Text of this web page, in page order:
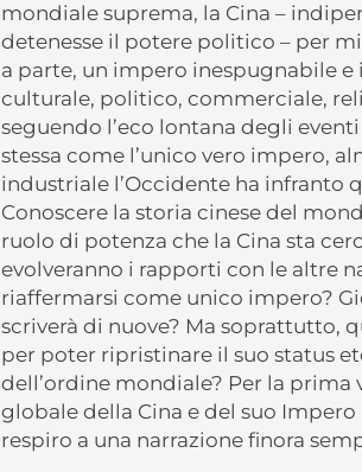
mondiale suprema, la Cina –
detenesse il potere politico – per
a parte, un impero inespugnabile
culturale, politico, commerciale,
seguendo l’eco lontana degli
stessa come l’unico vero impero,
industriale l’Occidente ha infranto
Conoscere la storia cinese del
ruolo di potenza che la Cina sta
evolveranno i rapporti con le altre
riaffermarsi come unico impero?
scriverà di nuove? Ma soprattutto,
per poter ripristinare il suo status
dell’ordine mondiale? Per la prima
globale della Cina e del suo
respiro a una narrazione finora